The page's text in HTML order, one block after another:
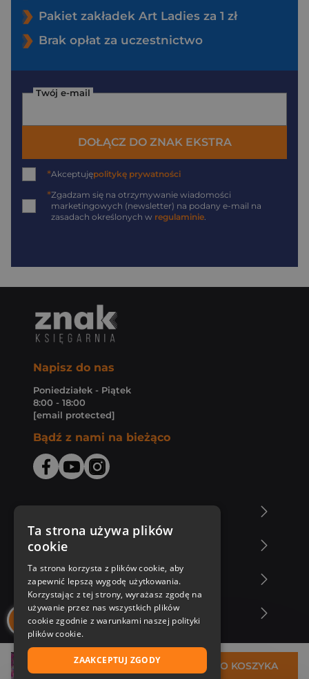
28,62 zł DO KOSZYKA
Pakiet zakładek Art Ladies za 1 zł
Brak opłat za uczestnictwo
Twój e-mail
DOŁĄCZ DO ZNAK EKSTRA
*Akceptujępolitykę prywatności
*Zgadzam się na otrzymywanie wiadomości
marketingowych (newsletter) na podany e-mail na
zasadach określonych w regulaminie.
Napisz do nas
Poniedziałek - Piątek
8:00 - 18:00
[email protected]
Bądź z nami na bieżąco
Zakupy u nas
Nasza oferta
Nasi autorzy
Ta strona używa plików
cookie
Ta strona korzysta z plików cookie, aby
zapewnić lepszą wygodę użytkowania.
Korzystając z tej strony, wyrażasz zgodę na
używanie przez nas wszystkich plików
cookie zgodnie z warunkami naszej polityki
plików cookie.
ZAAKCEPTUJ ZGODY